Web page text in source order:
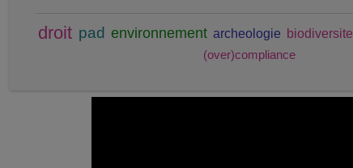
droit pad environnement archeologie biodiversite
(over)compliance